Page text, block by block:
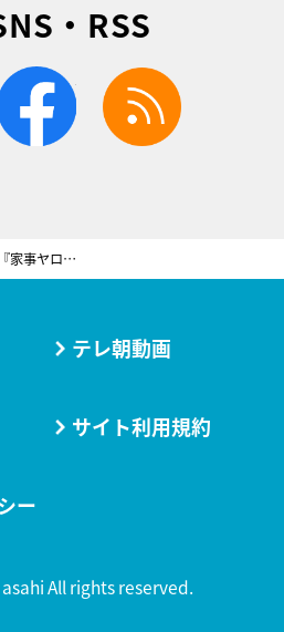
・RSS
facebook
【『家事ヤロウ!!!』レシピ】すぐに真似できる！おにぎり太郎が教える「豚高菜おにぎり」
テレ朝動画
サイト利用規約
ー
All rights reserved.